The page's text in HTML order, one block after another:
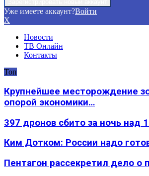
Уже имеете аккаунт?Войти
X
Новости
ТВ Онлайн
Контакты
Топ
Крупнейшее месторождение
опорой экономики…
397 дронов сбито за ночь над
Ким Дотком: России надо
Пентагон рассекретил дело о